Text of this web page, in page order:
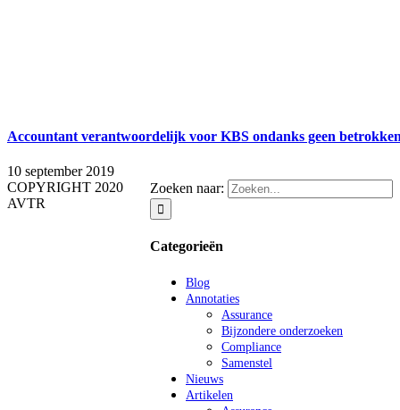
Accountant verantwoordelijk voor KBS ondanks geen
10 september 2019
Zoeken naar:
Categorieën
Blog
Annotaties
Assurance
Bijzondere onderzoeken
Compliance
Samenstel
Nieuws
Artikelen
COPYRIGHT 2020
AVTR